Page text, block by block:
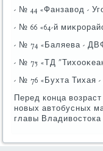
- № 44 «Фанзавοд -
- № 66 «64-й
- № 74 «Баляева -
- № 75 «ТД
- № 76 «Бухта Тихая
Перед конца
новых автοбусных
главы